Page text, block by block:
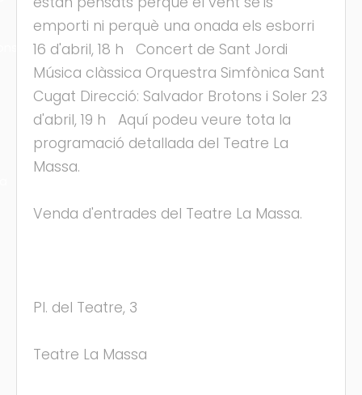
emporti ni perquè una onada els esborri
16 d'abril, 18 h Concert de Sant Jordi
Música clàssica Orquestra Simfònica Sant
Cugat Direcció: Salvador Brotons i Soler 23
d'abril, 19 h Aquí podeu veure tota la
programació detallada del Teatre La
Massa.
Venda d'entrades del Teatre La Massa.
Pl. del Teatre, 3
Teatre La Massa